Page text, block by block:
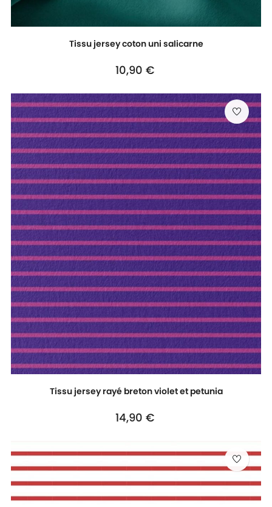
Tissu jersey coton uni salicarne
Prix
10,90 €
Tissu jersey rayé breton violet et petunia
Prix
14,90 €